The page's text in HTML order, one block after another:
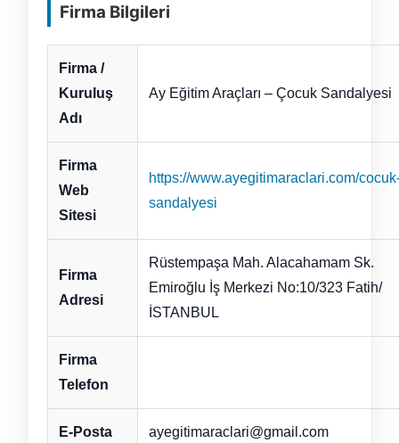
Firma Bilgileri
Firma /
Kuruluş
Adı
Ay Eğitim Araçları – Çocuk Sandalyesi
Firma
Web
Sitesi
https://www.ayegitimaraclari.com/
sandalyesi
Firma
Adresi
Rüstempaşa Mah. Alacahamam Sk.
Emiroğlu İş Merkezi No:10/323 Fatih/
İSTANBUL
Firma
Telefon
E-Posta ayegitimaraclari@gmail.com